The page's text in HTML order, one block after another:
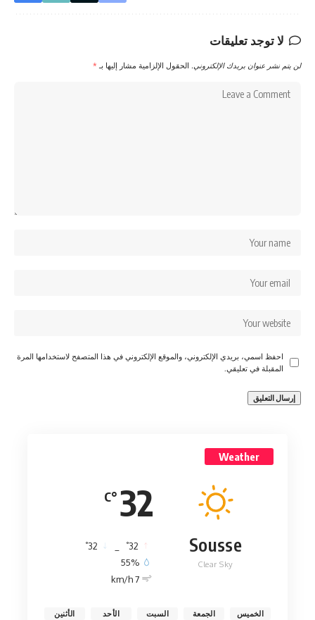
لا توجد تعليقات
لن يتم نشر عنوان بريدك الإلكتروني. الحقول الإلزامية مشار إليها بـ *
احفظ اسمي، بريدي الإلكتروني، والموقع الإلكتروني في هذا المتصفح لاستخدامها المرة
المقبلة في تعليقي.
Weather
32
°C
Sousse
Clear Sky
32
°
32
°
55%
7 km/h
الخميس الجمعة السبت الأحد الأثنين